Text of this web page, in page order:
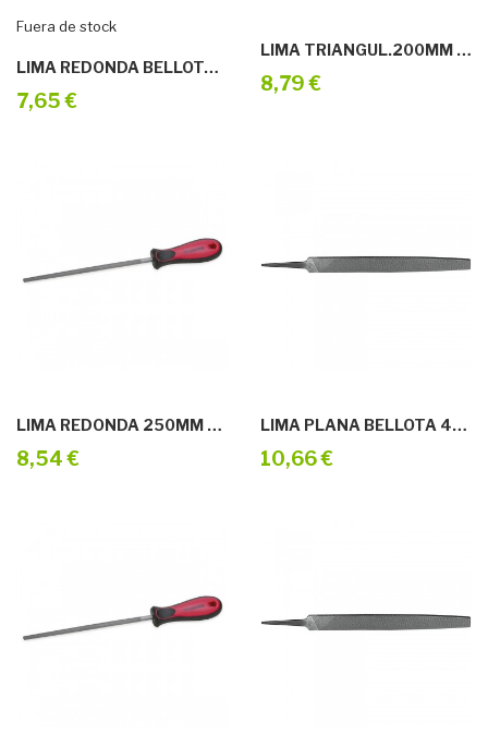
Fuera de stock
LIMA REDONDA BELLOTA 4004-E.6
7,65 €
LIMA TRIANGUL.200MM M/BIMAT.GRANO ENTREF
8,79 €
LIMA REDONDA 250MM M/BIMAT.GRANO ENTREF.
8,54 €
LIMA PLANA BELLOTA 4001-E.6
10,66 €